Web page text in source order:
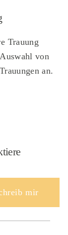
Trauung
von
an.
mir